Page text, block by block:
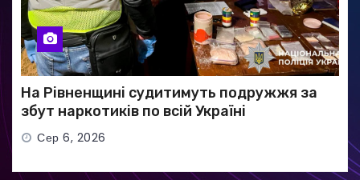
На Рівненщині судитимуть подружжя за
збут наркотиків по всій Україні
Сер 6, 2026